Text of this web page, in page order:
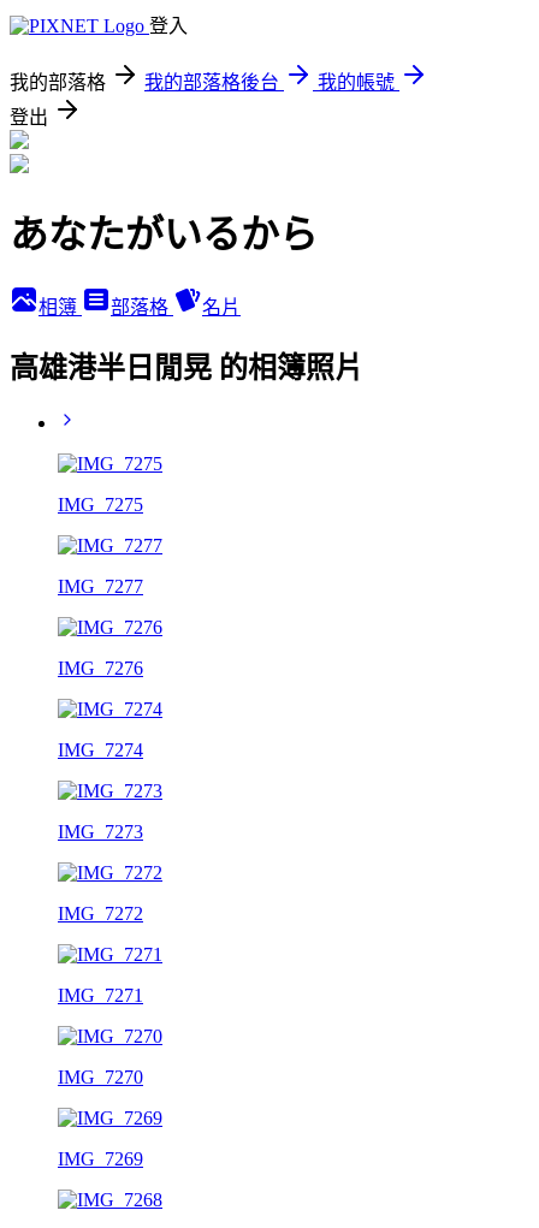
登入
我的部落格 我的部落格後台
我的帳號
登出
あなたがいるから
相簿 部落格 名片
高雄港半日閒晃 的相簿照片
IMG_7275
IMG_7277
IMG_7276
IMG_7274
IMG_7273
IMG_7272
IMG_7271
IMG_7270
IMG_7269